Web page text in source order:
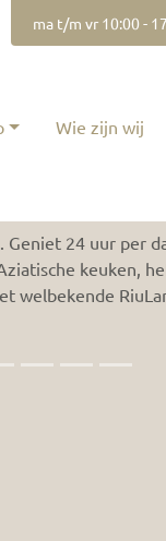
ma t/m vr 10:00 -
Wie zijn wij
24 uur per
keuken,
welbekende